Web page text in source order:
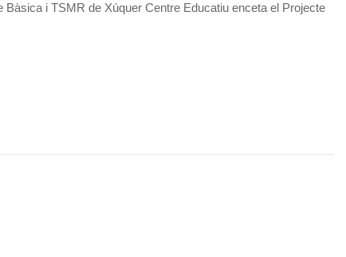
i TSMR de Xúquer Centre Educatiu enceta el Projecte